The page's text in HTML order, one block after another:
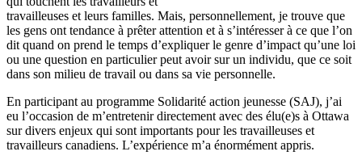
travailleuses et leurs familles. Mais, personnellement, je trouve que
les gens ont tendance à prêter attention et à s’intéresser à ce que l’on
dit quand on prend le temps d’expliquer le genre d’impact qu’une loi
ou une question en particulier peut avoir sur un individu, que ce soit
dans son milieu de travail ou dans sa vie personnelle.
En participant au programme Solidarité action jeunesse (SAJ), j’ai
eu l’occasion de m’entretenir directement avec des élu(e)s à Ottawa
sur divers enjeux qui sont importants pour les travailleuses et
travailleurs canadiens. L’expérience m’a énormément appris.